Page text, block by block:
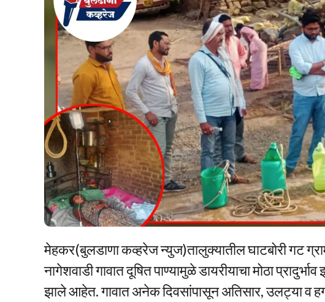
मेहकर(बुलडाणा कव्हरेज न्युज)तालुक्यातील घाटबोरी गट
नागेशवाडी गावात दूषित पाण्यामुळे डायरीयाचा मोठा
झाले आहेत. गावात अनेक दिवसांपासून अतिसार, उलट्या व